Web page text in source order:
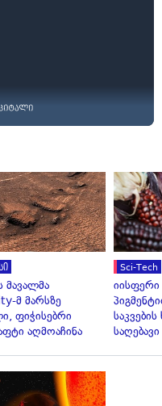
მავალმა
მ მარსზე
ფიჭისებრი
აღმოაჩინა
Sci-Tech
იისფერი